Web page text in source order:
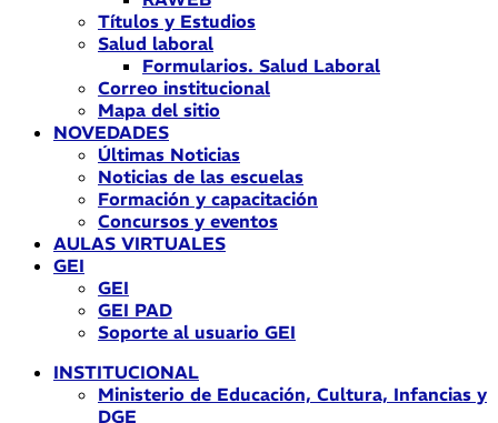
Títulos y Estudios
Salud laboral
Formularios. Salud Laboral
Correo institucional
Mapa del sitio
NOVEDADES
Últimas Noticias
Noticias de las escuelas
Formación y capacitación
Concursos y eventos
AULAS VIRTUALES
GEI
GEI
GEI PAD
Soporte al usuario GEI
INSTITUCIONAL
Ministerio de Educación, Cultura, Infancias y
DGE